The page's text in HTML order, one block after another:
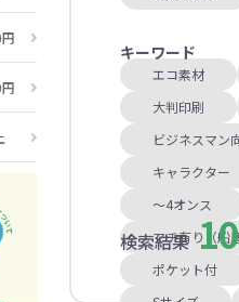
キーワード
エコ素材
大判印刷
ビジネスマン
キャラクター
～4オンス
マチ有り（船
ポケット付
検索結果